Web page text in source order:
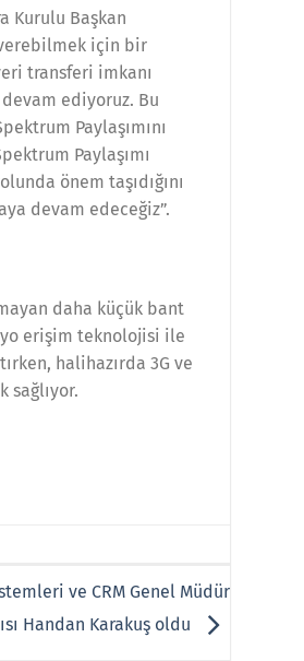
Kurulu Başkan
verebilmek için bir
transferi imkanı
ediyoruz. Bu
Paylaşımını
Paylaşımı
önem taşıdığını
devam edeceğiz”.
daha küçük bant
erişim teknolojisi ile
halihazırda 3G ve
sağlıyor.
ve CRM Genel Müdür
Handan Karakuş oldu